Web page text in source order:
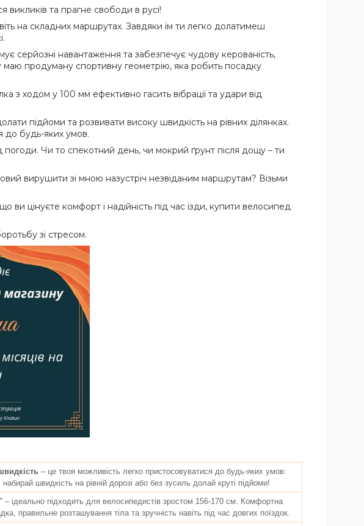
викликів та прагне свободи в русі!
на складних маршрутах. Завдяки їм ти легко долатимеш
серйозні навантаження та забезпечує чудову керованість,
маю продуману спортивну геометрію, яка робить посадку
з ходом у 100 мм ефективно гасить вібрації та удари від
підйоми та розвивати високу швидкість на рівних ділянках.
до будь-яких умов.
погоди. Чи то спекотний день, чи мокрий ґрунт після дощу – ти
вирушити зі мною назустріч незвіданим маршрутам? Візьми
цінуєте комфорт і надійність під час їзди, купити велосипед
зі стресом.
– це твоя можливість легко пристосовуватися до будь-яких умов:
набирай швидкість на рівній дорозі або без зусиль долай круті підйоми!
– ідеально підходить для велосипедистів зростом 156-170 см. Комфортна
правильне розташування тіла та зручність навіть під час довгих поїздок.